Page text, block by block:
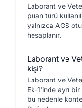
Laborant ve
puan türü
yalnızca AGS
hesaplanır.
Laborant ve
kişi?
Laborant ve
Ek-1'inde ayrı bir
bu nedenle